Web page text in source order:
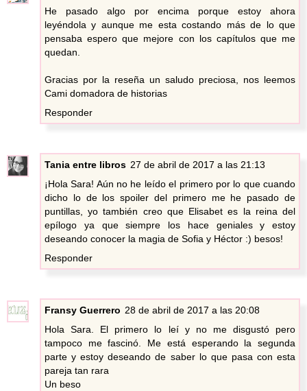
He pasado algo por encima porque estoy ahora
leyéndola y aunque me esta costando más de lo que
pensaba espero que mejore con los capítulos que me
quedan.
Gracias por la reseña un saludo preciosa, nos leemos
Cami domadora de historias
Responder
Tania entre libros 27 de abril de 2017 a las 21:13
¡Hola Sara! Aún no he leído el primero por lo que cuando
dicho lo de los spoiler del primero me he pasado de
puntillas, yo también creo que Elisabet es la reina del
epílogo ya que siempre los hace geniales y estoy
deseando conocer la magia de Sofia y Héctor :) besos!
Responder
Fransy Guerrero 28 de abril de 2017 a las 20:08
Hola Sara. El primero lo leí y no me disgustó pero
tampoco me fascinó. Me está esperando la segunda
parte y estoy deseando de saber lo que pasa con esta
pareja tan rara
Un beso